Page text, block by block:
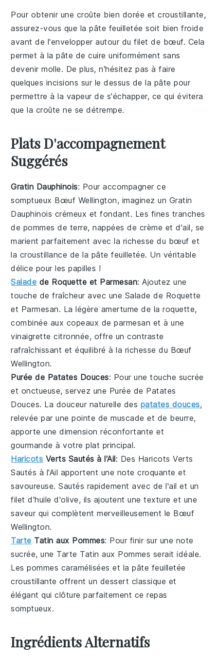
Pour obtenir une croûte bien dorée et croustillante,
assurez-vous que lapâte feuilletée soit bien froide
avant de l'envelopper autour dufilet de bœuf. Cela
permet à lapâte de cuire uniformément sans
devenir molle. De plus, n'hésitez pas à faire
quelques incisions sur le dessus de la pâte pour
permettre à la vapeur de s'échapper, ce qui évitera
que la croûte ne se détrempe.
Plats D'accompagnement
Suggérés
Gratin Dauphinois: Pour accompagner ce
somptueux Bœuf Wellington, imaginez un Gratin
Dauphinois crémeux et fondant. Les fines tranches
de pommes de terre, nappées de crème et d'ail, se
marient parfaitement avec la richesse du bœuf et
la croustillance de la pâte feuilletée. Un véritable
délice pour les papilles !
Salade de Roquette et Parmesan: Ajoutez une
touche de fraîcheur avec une Salade de Roquette
et Parmesan. La légère amertume de la roquette,
combinée aux copeaux de parmesan et à une
vinaigrette citronnée, offre un contraste
rafraîchissant et équilibré à la richesse du Bœuf
Wellington.
Purée de Patates Douces: Pour une touche sucrée
et onctueuse, servez une Purée de Patates
Douces. La douceur naturelle des patates douces,
relevée par une pointe de muscade et de beurre,
apporte une dimension réconfortante et
gourmande à votre plat principal.
Haricots Verts Sautés à l'Ail: Des Haricots Verts
Sautés à l'Ail apportent une note croquante et
savoureuse. Sautés rapidement avec de l'ail et un
filet d'huile d'olive, ils ajoutent une texture et une
saveur qui complètent merveilleusement le Bœuf
Wellington.
Tarte Tatin aux Pommes: Pour finir sur une note
sucrée, une Tarte Tatin aux Pommes serait idéale.
Les pommes caramélisées et la pâte feuilletée
croustillante offrent un dessert classique et
élégant qui clôture parfaitement ce repas
somptueux.
Ingrédients Alternatifs